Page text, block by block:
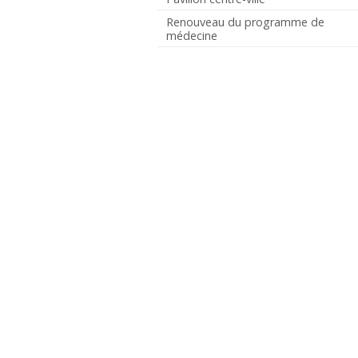
Renouveau du programme de
médecine